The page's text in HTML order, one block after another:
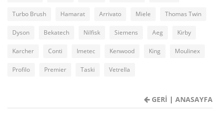
Turbo Brush Hamarat Arrivato Miele Thomas Twin
Dyson Bekatech Nilfisk Siemens Aeg Kirby
Karcher Conti Imetec Kenwood King Moulinex
Profilo Premier Taski Vetrella
GERİ | ANASAYFA